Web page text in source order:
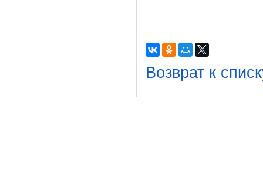
Возврат к